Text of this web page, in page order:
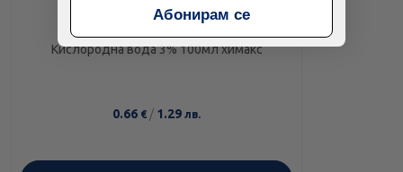
Кислородна вода 3% 100мл химакс
0.66 € / 1.29 лв.
Абонирам се